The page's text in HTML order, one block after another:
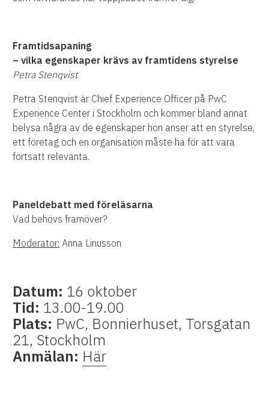
Framtidsapaning
– vilka egenskaper krävs av framtidens styrelse
Petra Stenqvist
Petra Stenqvist är Chief Experience Officer på PwC
Experience Center i Stockholm och kommer bland annat
belysa några av de egenskaper hon anser att en styrelse,
ett företag och en organisation måste ha för att vara
fortsatt relevanta.
Paneldebatt med föreläsarna
Vad behövs framöver?
Moderator: Anna Linusson
Datum: 16 oktober
Tid: 13.00-19.00
Plats: PwC, Bonnierhuset, Torsgatan
21, Stockholm
Anmälan: Här